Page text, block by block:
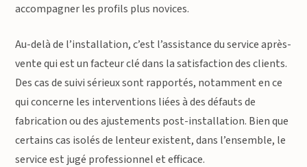
accompagner les profils plus novices.
Au-delà de l’installation, c’est l’assistance du service après-
vente qui est un facteur clé dans la satisfaction des clients.
Des cas de suivi sérieux sont rapportés, notamment en ce
qui concerne les interventions liées à des défauts de
fabrication ou des ajustements post-installation. Bien que
certains cas isolés de lenteur existent, dans l’ensemble, le
service est jugé professionnel et efficace.